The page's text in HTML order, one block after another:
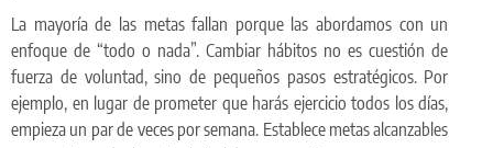
La mayoría de las metas fallan porque las abordamos con un
enfoque de “todo o nada”. Cambiar hábitos no es cuestión de
fuerza de voluntad, sino de pequeños pasos estratégicos. Por
ejemplo, en lugar de prometer que harás ejercicio todos los días,
empieza un par de veces por semana. Establece metas alcanzables